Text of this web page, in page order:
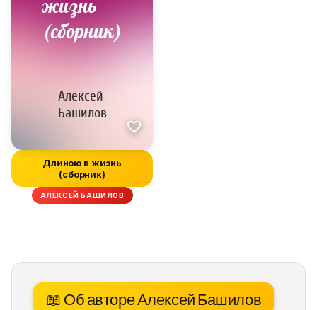
Длиною в жизнь
(сборник)
АЛЕКСЕЙ БАШИЛОВ
📖 Об авторе Алексей Башилов